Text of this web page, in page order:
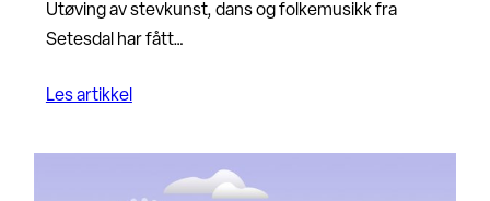
Utøving av stevkunst, dans og folkemusikk fra
Setesdal har fått…
Les artikkel